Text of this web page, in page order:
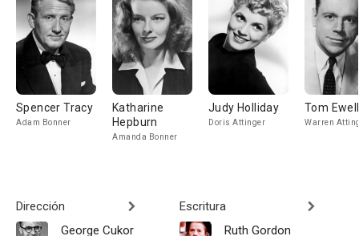
Spencer Tracy
Adam Bonner
Katharine
Hepburn
Amanda Bonner
Judy Holliday
Doris Attinger
Tom Ewell
Warren
Dirección
George Cukor
Escritura
Ruth Gordon